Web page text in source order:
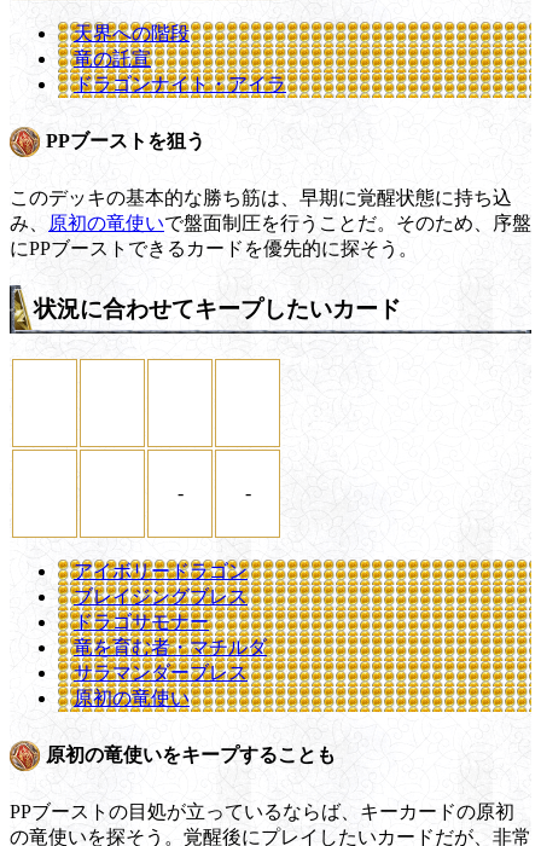
天界への階段
竜の託宣
ドラゴンナイト・アイラ
PPブーストを狙う
このデッキの基本的な勝ち筋は、早期に覚醒状態に持ち込
み、
原初の竜使いで盤面制圧を行うことだ。そのため、序盤
にPPブーストできるカードを優先的に探そう。
状況に合わせてキープしたいカード
- -
アイボリードラゴン
ブレイジングブレス
ドラゴサモナー
竜を育む者・マチルダ
サラマンダーブレス
原初の竜使い
原初の竜使いをキープすることも
PPブーストの目処が立っているならば、キーカードの原初
の竜使いを探そう。覚醒後にプレイしたいカードだが、非常